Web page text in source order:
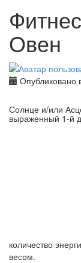
Овен
Опубликовано
Солнце и/или
выраженный 1-й
количество
весом.